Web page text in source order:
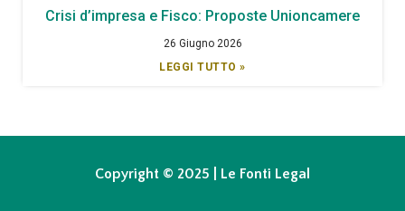
Crisi d’impresa e Fisco: Proposte Unioncamere
26 Giugno 2026
LEGGI TUTTO »
Copyright © 2025 | Le Fonti Legal